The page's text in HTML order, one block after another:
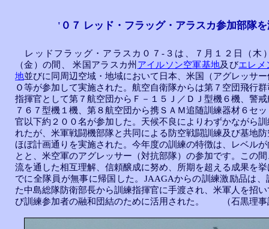
レッドフラッグ・アラスカ０７-３は、７月１２日（木
（金）の間、 米国アラスカ州 アイルソン空軍基地及びエレメ
地並びに同周辺空域・地域において日本、米国（アグレッサ
Ｏ等が参加して実施された。航空自衛隊からは第７空団飛行
指揮官として第７航空団からＦ－１５Ｊ／ＤＪ型機６機、警
７６７型機１機、第８航空団から携ＳＡＭ追随訓練器材６セ
官以下約２００名が参加した。天候不良によりわずかながら
れたが、米軍戦闘機部隊と共同による防空戦闘訓練及び基地
ほぼ計画通りを実施された。今年度の訓練の特徴は、レベル
とと、米空軍のアグレッサー（対抗部隊）の参加です。この
流を通した相互理解、信頼醸成に努め、所期を超える成果を
でに全隊員が無事に帰国した。JAAGAからの訓練激励品は、
た中島総隊防衛部長から訓練指揮官に手渡され、米軍人を招
び訓練参加者の融和団結のために活用された。 （石黒理事
'０７ レッド・フラッグ・アラスカ参加部隊